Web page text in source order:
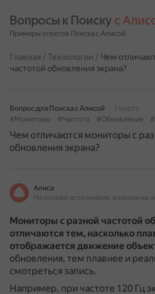
Вопросы к Поиску с
Примеры ответов Поиска с Алисой
Главная / Технологии / Чем
частотой обновления экрана?
Вопрос для Поиска с Алисой
3 марта
#Мониторы
#Частота #Обновление
Чем отличаются мониторы с
обновления экрана?
Алиса
Мониторы с разной частотой
отличаются тем, насколько
отображается движение
обновления, тем плавнее и
смотреться запись.
Например, при частоте 120 Гц